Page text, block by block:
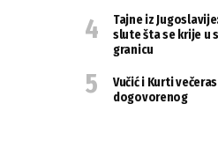
Tajne iz
slute šta se krije u
granicu
Vučić i Kurti
dogovorenog